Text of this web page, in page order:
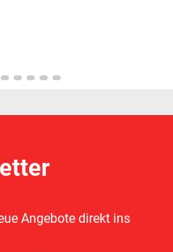
Angebote direkt ins